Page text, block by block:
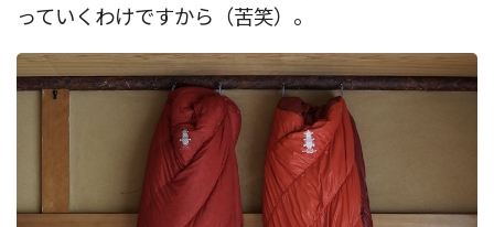
っていくわけですから（苦笑）。